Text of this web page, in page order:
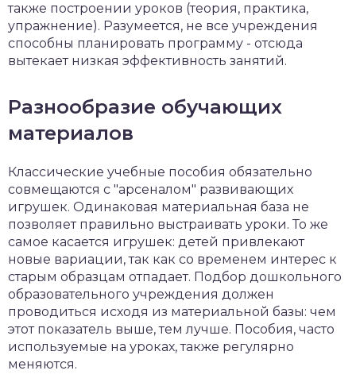
также построении уроков (теория, практика,
упражнение). Разумеется, не все учреждения
способны планировать программу - отсюда
вытекает низкая эффективность занятий.
Разнообразие обучающих
материалов
Классические учебные пособия обязательно
совмещаются с "арсеналом" развивающих
игрушек. Одинаковая материальная база не
позволяет правильно выстраивать уроки. То же
самое касается игрушек: детей привлекают
новые вариации, так как со временем интерес к
старым образцам отпадает. Подбор дошкольного
образовательного учреждения должен
проводиться исходя из материальной базы: чем
этот показатель выше, тем лучше. Пособия, часто
используемые на уроках, также регулярно
меняются.